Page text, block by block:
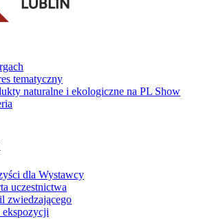
tematyczny
naturalne i ekologiczne na PL Show
dla Wystawcy
uczestnictwa
zwiedzającego
ekspozycji